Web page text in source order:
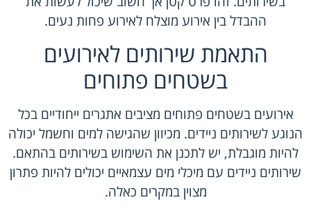
ההבדל בין אירוע מוצלח לאירוע פחות נעים.
התאמת שירותים לאירועים
בשטחים פתוחים
אירועים בשטחים פתוחים מציבים אתגרים ייחודיים בכל
הנוגע לשירותים ניידים. מכיוון שהגישה למים וחשמל יכולה
להיות מוגבלת, יש לתכנן את השימוש בשירותים בהתאם.
שירותים ניידים עם מיכלי מים עצמאיים יכולים להיות פתרון
מצוין במקרים כאלה.